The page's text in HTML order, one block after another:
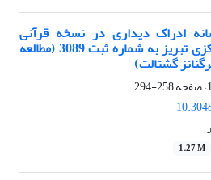
ادراک دیداری در نسخه قرآنی
مذهب قاجاری کتابخانه مرکزی تبریز به شماره ثبت 3089 (مطالعه
گشتالت)
258-294
1.27 M